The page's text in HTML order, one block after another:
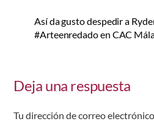
Así da gusto despedir a
#Arteenredado en CAC
Deja una respuesta
Tu dirección de correo